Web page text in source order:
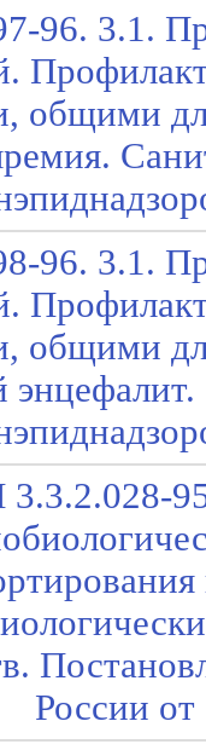
96. 3.1.
общими
96. 3.1.
общими
России